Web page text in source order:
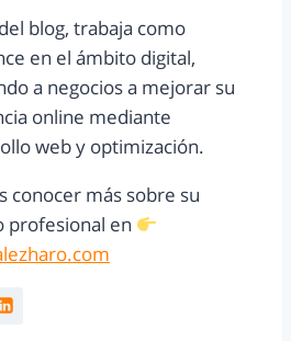
blog, trabaja como
en el ámbito digital,
a negocios a mejorar su
online mediante
web y optimización.
conocer más sobre su
profesional en